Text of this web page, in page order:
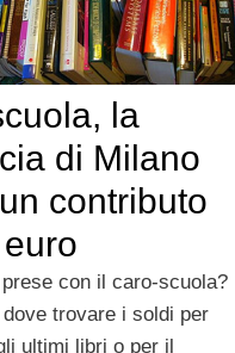
la
di Milano
contributo
con il caro-scuola?
trovare i soldi per
ultimi libri o per il